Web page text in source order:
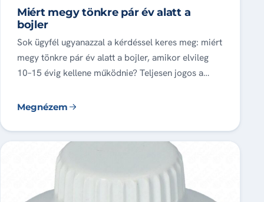
Miért megy tönkre pár év alatt a
bojler
Sok ügyfél ugyanazzal a kérdéssel keres meg: miért
megy tönkre pár év alatt a bojler, amikor elvileg
10–15 évig kellene működnie? Teljesen jogos a…
Megnézem